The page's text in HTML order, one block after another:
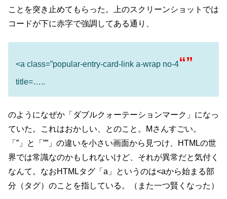
ことを突き止めてもらった。上のスクリーンショットでは
コードが下に赤字で強調してある通り、
<a class=”popular-entry-card-link a-wrap no-4“”
title=…..
のようになぜか「ダブルクォーテーションマーク」になっ
ていた。これはおかしい、とのこと。Mさんすごい。
「”」と「””」の違いを小さい画面から見つけ、HTMLの世
界では常識なのかもしれないけど、それが異常だと気付く
なんて。なおHTMLタグ「a」というのは<aから始まる部
分（タグ）のことを指している。（また一つ賢くなった）